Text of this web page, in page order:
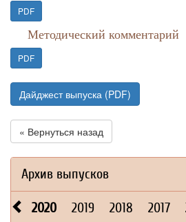
PDF
Методический комментарий
PDF
Дайджест выпуска (PDF)
« Вернуться назад
Архив выпусков
2020 2019 2018 2017